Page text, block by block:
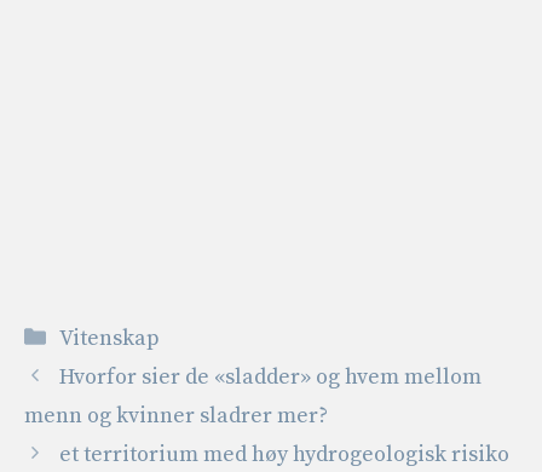
Kategorier
Vitenskap
Hvorfor sier de «sladder» og hvem mellom
menn og kvinner sladrer mer?
et territorium med høy hydrogeologisk risiko